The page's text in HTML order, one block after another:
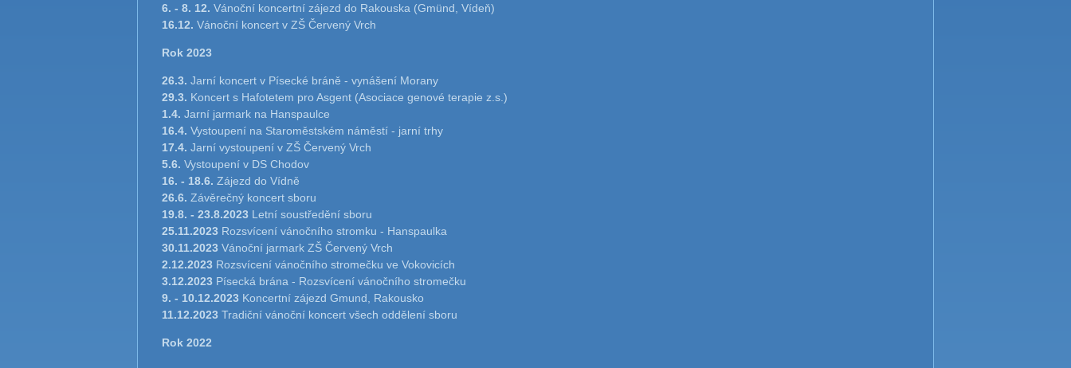
6. - 8. 12. Vánoční koncertní zájezd do Rakouska (Gmünd, Vídeň)
16.12. Vánoční koncert v ZŠ Červený Vrch
Rok 2023
26.3. Jarní koncert v Písecké bráně - vynášení Morany
29.3. Koncert s Hafotetem pro Asgent (Asociace genové terapie z.s.)
1.4. Jarní jarmark na Hanspaulce
16.4. Vystoupení na Staroměstském náměstí - jarní trhy
17.4. Jarní vystoupení v ZŠ Červený Vrch
5.6. Vystoupení v DS Chodov
16. - 18.6. Zájezd do Vídně
26.6. Závěrečný koncert sboru
19.8. - 23.8.2023 Letní soustředění sboru
25.11.2023 Rozsvícení vánočního stromku - Hanspaulka
30.11.2023 Vánoční jarmark ZŠ Červený Vrch
2.12.2023 Rozsvícení vánočního stromečku ve Vokovicích
3.12.2023 Písecká brána - Rozsvícení vánočního stromečku
9. - 10.12.2023 Koncertní zájezd Gmund, Rakousko
11.12.2023 Tradiční vánoční koncert všech oddělení sboru
Rok 2022